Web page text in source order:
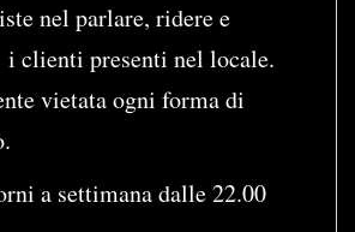
nel parlare, ridere e
i clienti presenti nel locale.
vietata ogni forma di
a settimana dalle 22.00